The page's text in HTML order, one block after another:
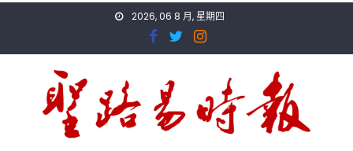
2026, 06 8 月, 星期四